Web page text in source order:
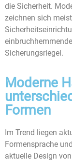
die Sicherheit.
zeichnen sich
Sicherungsriegel.
Moderne
Formen
Im Trend liegen
Formensprache
aktuelle Design